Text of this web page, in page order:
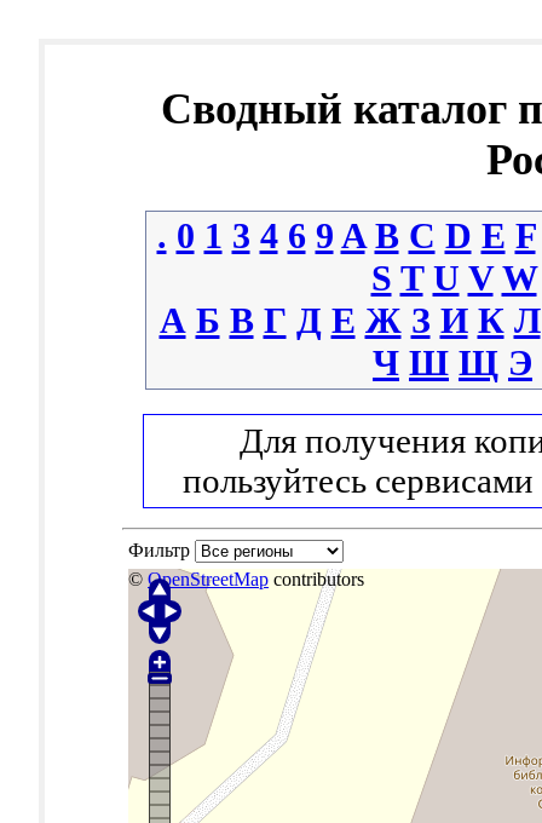
Сводный каталог
. 0 1 3 4 6 9 A B C D E F
S T U V W
А Б В Г Д Е Ж З И К Л
Ч Ш Щ Э
Для получения
пользуйтесь сервисами
Фильтр
© OpenStreetMap contributors